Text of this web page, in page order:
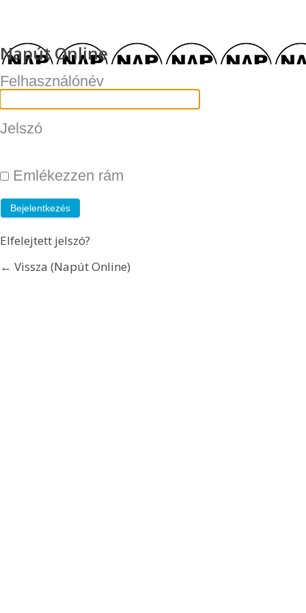
Napút Online
Felhasználónév
Jelszó
Emlékezzen rám
Elfelejtett jelszó?
← Vissza (Napút Online)